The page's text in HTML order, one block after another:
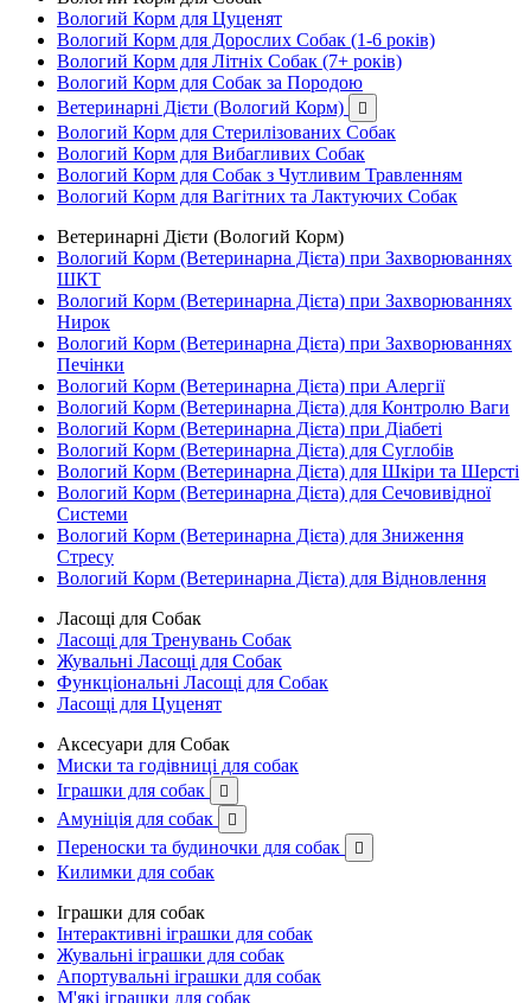
Вологий Корм для Цуценят
Вологий Корм для Дорослих Собак (1-6 років)
Вологий Корм для Літніх Собак (7+ років)
Вологий Корм для Собак за Породою
Ветеринарні Дієти (Вологий Корм)

Вологий Корм для Стерилізованих Собак
Вологий Корм для Вибагливих Собак
Вологий Корм для Собак з Чутливим Травленням
Вологий Корм для Вагітних та Лактуючих Собак
Ветеринарні Дієти (Вологий Корм)
Вологий Корм (Ветеринарна Дієта) при Захворюваннях
ШКТ
Вологий Корм (Ветеринарна Дієта) при Захворюваннях
Нирок
Вологий Корм (Ветеринарна Дієта) при Захворюваннях
Печінки
Вологий Корм (Ветеринарна Дієта) при Алергії
Вологий Корм (Ветеринарна Дієта) для Контролю Ваги
Вологий Корм (Ветеринарна Дієта) при Діабеті
Вологий Корм (Ветеринарна Дієта) для Суглобів
Вологий Корм (Ветеринарна Дієта) для Шкіри та Шерсті
Вологий Корм (Ветеринарна Дієта) для Сечовивідної
Системи
Вологий Корм (Ветеринарна Дієта) для Зниження
Стресу
Вологий Корм (Ветеринарна Дієта) для Відновлення
Ласощі для Собак
Ласощі для Тренувань Собак
Жувальні Ласощі для Собак
Функціональні Ласощі для Собак
Ласощі для Цуценят
Аксесуари для Собак
Миски та годівниці для собак
Іграшки для собак

Амуніція для собак 
Переноски та будиночки для собак 
Килимки для собак
Іграшки для собак
Інтерактивні іграшки для собак
Жувальні іграшки для собак
Апортувальні іграшки для собак
М'які іграшки для собак